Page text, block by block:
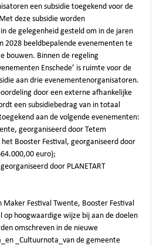
een subsidie toegekend voor de
deze subsidie worden
de gelegenheid gesteld om in de jaren
2028 beeldbepalende evenementen te
bouwen. Binnen de regeling
Enschede’ is ruimte voor de
aan drie evenementenorganisatoren.
door een externe afhankelijke
een subsidiebedrag van in totaal
aan de volgende evenementen:
georganiseerd door Tetem
het Booster Festival, georganiseerd door
euro);
door PLANETART
Maker Festival Twente, Booster Festival
op hoogwaardige wijze bij aan de doelen
omschreven in de nieuwe
_Cultuurnota_van de gemeente